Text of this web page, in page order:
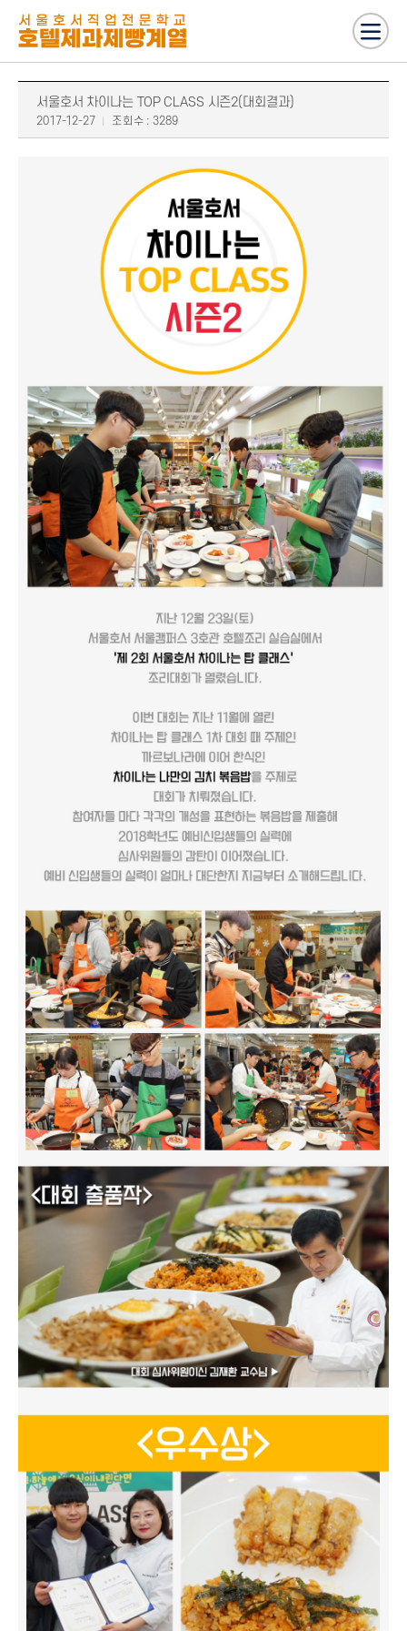
서울호서 차이나는 TOP CLASS 시즌2(대회결과)
2017-12-27 조회수 : 3289